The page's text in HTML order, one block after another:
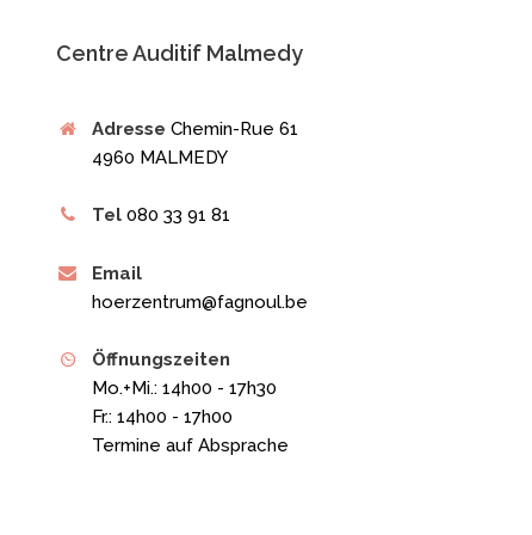
Centre Auditif Malmedy
Adresse Chemin-Rue 61
4960 MALMEDY
Tel 080 33 91 81
Email
hoerzentrum@fagnoul.be
Öffnungszeiten
Mo.+Mi.: 14h00 - 17h30
Fr.: 14h00 - 17h00
Termine auf Absprache